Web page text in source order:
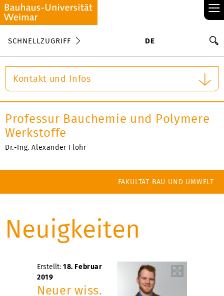
≡
SCHNELLZUGRIFF DE
Kontakt und Infos
Professur Bauchemie und Polymere
Werkstoffe
Dr.-Ing. Alexander Flohr
FAKULTÄT BAU UND UMWELT
Neuigkeiten
Erstellt: 18. Februar
2019
Neuer wiss.